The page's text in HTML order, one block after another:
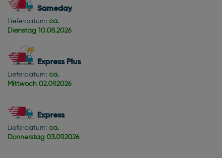
Sameday
Lieferdatum: ca.
Dienstag 10.08.2026
Express Plus
Lieferdatum: ca.
Mittwoch 02.09.2026
Express
Lieferdatum: ca.
Donnerstag 03.09.2026